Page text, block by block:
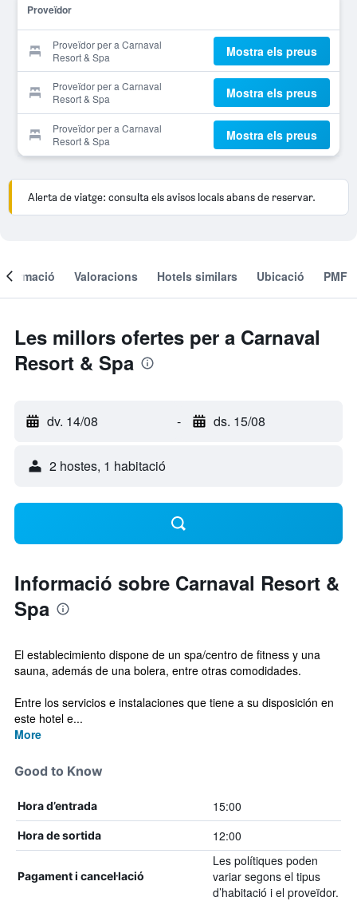
Proveïdor
Proveïdor per a Carnaval
Resort & Spa
Mostra els preus
Proveïdor per a Carnaval
Resort & Spa
Mostra els preus
Proveïdor per a Carnaval
Resort & Spa
Mostra els preus
Alerta de viatge: consulta els avisos locals abans de reservar.
Valoracions Hotels similars Ubicació PMF
Les millors ofertes per a Carnaval
Resort & Spa
dv. 14/08 - ds. 15/08
2 hostes, 1 habitació
Informació sobre Carnaval Resort &
Spa
El establecimiento dispone de un spa/centro de fitness y una
sauna, además de una bolera, entre otras comodidades.
Entre los servicios e instalaciones que tiene a su disposición en
este hotel e...
More
Good to Know
Hora d’entrada 15:00
Hora de sortida 12:00
Pagament i cancel·lació
Les polítiques poden
variar segons el tipus
d’habitació i el proveïdor.